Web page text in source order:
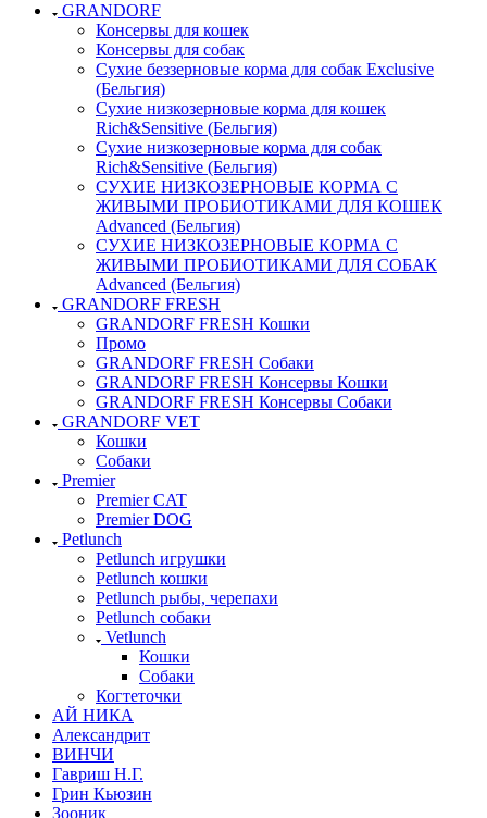
GRANDORF
Консервы для кошек
Консервы для собак
Сухие беззерновые корма для собак Exclusive
(Бельгия)
Сухие низкозерновые корма для кошек
Rich&Sensitive (Бельгия)
Сухие низкозерновые корма для собак
Rich&Sensitive (Бельгия)
СУХИЕ НИЗКОЗЕРНОВЫЕ КОРМА С
ЖИВЫМИ ПРОБИОТИКАМИ ДЛЯ КОШЕК
Advanced (Бельгия)
СУХИЕ НИЗКОЗЕРНОВЫЕ КОРМА С
ЖИВЫМИ ПРОБИОТИКАМИ ДЛЯ СОБАК
Advanced (Бельгия)
GRANDORF FRESH
GRANDORF FRESH Кошки
Промо
GRANDORF FRESH Собаки
GRANDORF FRESH Консервы Кошки
GRANDORF FRESH Консервы Собаки
GRANDORF VET
Кошки
Собаки
Premier
Premier CAT
Premier DOG
Petlunch
Petlunch игрушки
Petlunch кошки
Petlunch рыбы, черепахи
Petlunch собаки
Vetlunch
Кошки
Собаки
Когтеточки
АЙ НИКА
Александрит
ВИНЧИ
Гавриш Н.Г.
Грин Кьюзин
Зооник